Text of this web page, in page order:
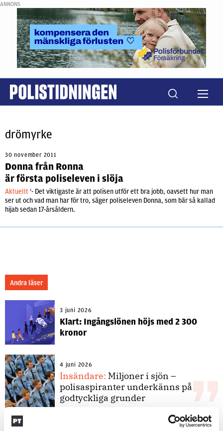
ANNONS
drömyrke
30 november 2011
Donna från Ronna
är första poliseleven i slöja
Aktuellt ‘- Det viktigaste är att polisen utför ett bra jobb, oavsett hur man
ser ut och vad man har för tro, säger poliseleven Donna, som bär så kallad
hijab sedan 17-årsåldern.
Andra läser
3 juni 2026
Klart: Ingångslönen höjs med 2 300
kronor
4 juni 2026
Insändare: Miljoner i sjön –
polisaspiranter underkänns på
godtyckliga grunder